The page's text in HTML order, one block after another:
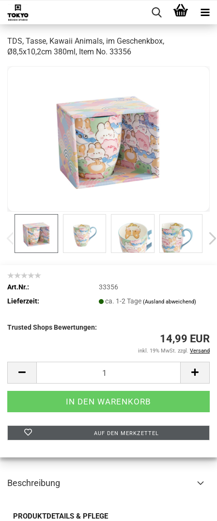
TDS, Tasse, Kawaii Animals, im Geschenkbox,
Ø8,5x10,2cm 380ml, Item No. 33356
Art.Nr.:
33356
Lieferzeit:
ca. 1-2 Tage(Ausland abweichend)
Trusted Shops Bewertungen:
14,99 EUR
inkl. 19% MwSt. zzgl. Versand
AUF DEN MERKZETTEL
Beschreibung
PRODUKTDETAILS & PFLEGE